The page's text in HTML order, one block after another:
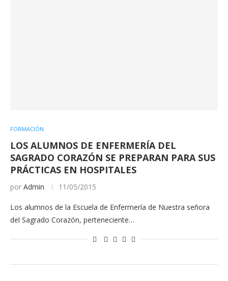
FORMACIÓN
LOS ALUMNOS DE ENFERMERÍA DEL
SAGRADO CORAZÓN SE PREPARAN PARA SUS
PRÁCTICAS EN HOSPITALES
por Admin 11/05/2015
Los alumnos de la Escuela de Enfermería de Nuestra señora
del Sagrado Corazón, perteneciente…